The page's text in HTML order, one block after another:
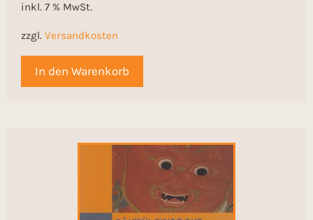
inkl. 7 % MwSt.
zzgl. Versandkosten
In den Warenkorb